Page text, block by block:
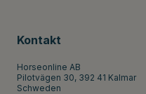
Kontakt
Horseonline AB
Pilotvägen 30, 392 41 Kalmar
Schweden